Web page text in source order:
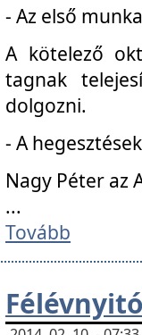
- Az első
A kötelező
tagnak
dolgozni.
- A
Nagy Péter az
...
Tovább